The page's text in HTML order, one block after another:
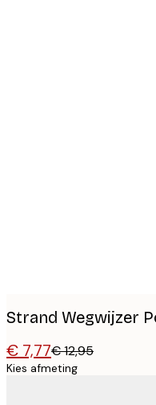
Strand Wegwijzer
€ 7,77€ 12,95
Kies afmeting